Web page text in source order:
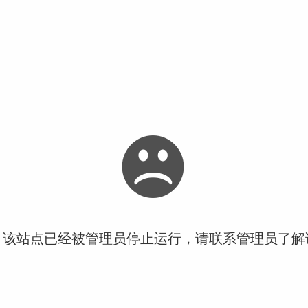
站点已经被管理员停止运行，请联系管理员了